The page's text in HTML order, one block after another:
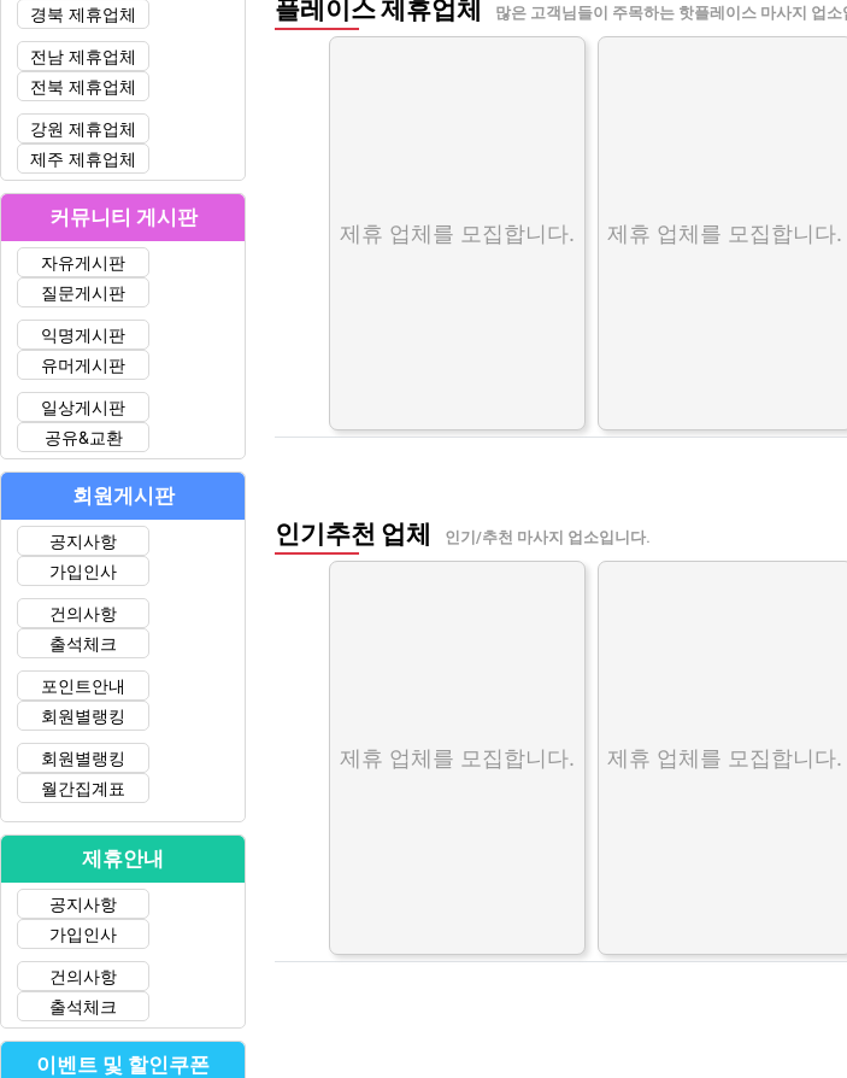
플레이스 제휴업체 많은 고객님들이 주목하는 핫플레이스 마사지 업소
제휴 업체를 모집합니다. 제휴 업체를 모집합니다.
인기추천 업체 인기/추천 마사지 업소입니다.
제휴 업체를 모집합니다. 제휴 업체를 모집합니다.
경북 제휴업체
전남 제휴업체
전북 제휴업체
강원 제휴업체
제주 제휴업체
커뮤니티 게시판
자유게시판
질문게시판
익명게시판
유머게시판
일상게시판
공유&교환
회원게시판
공지사항
가입인사
건의사항
출석체크
포인트안내
회원별랭킹
회원별랭킹
월간집계표
제휴안내
공지사항
가입인사
건의사항
출석체크
이벤트 및 할인쿠폰